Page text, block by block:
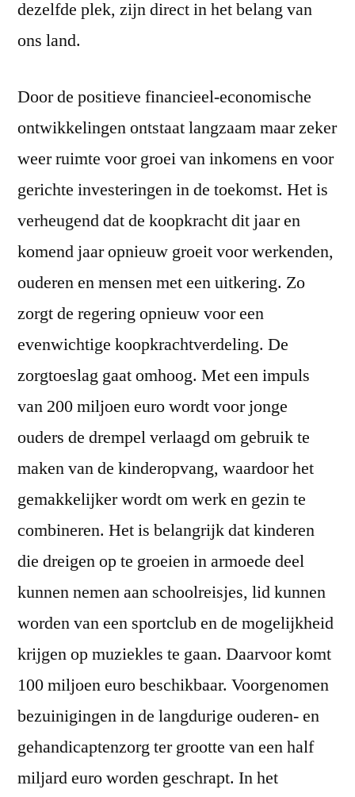
dezelfde plek, zijn direct in het belang van
ons land.
Door de positieve financieel-economische
ontwikkelingen ontstaat langzaam maar zeker
weer ruimte voor groei van inkomens en voor
gerichte investeringen in de toekomst. Het is
verheugend dat de koopkracht dit jaar en
komend jaar opnieuw groeit voor werkenden,
ouderen en mensen met een uitkering. Zo
zorgt de regering opnieuw voor een
evenwichtige koopkrachtverdeling. De
zorgtoeslag gaat omhoog. Met een impuls
van 200 miljoen euro wordt voor jonge
ouders de drempel verlaagd om gebruik te
maken van de kinderopvang, waardoor het
gemakkelijker wordt om werk en gezin te
combineren. Het is belangrijk dat kinderen
die dreigen op te groeien in armoede deel
kunnen nemen aan schoolreisjes, lid kunnen
worden van een sportclub en de mogelijkheid
krijgen op muziekles te gaan. Daarvoor komt
100 miljoen euro beschikbaar. Voorgenomen
bezuinigingen in de langdurige ouderen- en
gehandicaptenzorg ter grootte van een half
miljard euro worden geschrapt. In het